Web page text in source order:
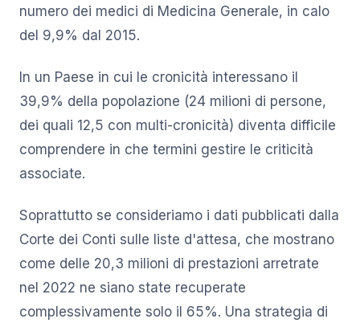
numero dei medici di Medicina Generale, in calo
del 9,9% dal 2015.
In un Paese in cui le cronicità interessano il
39,9% della popolazione (24 milioni di persone,
dei quali 12,5 con multi-cronicità) diventa difficile
comprendere in che termini gestire le criticità
associate.
Soprattutto se consideriamo i dati pubblicati dalla
Corte dei Conti sulle liste d'attesa, che mostrano
come delle 20,3 milioni di prestazioni arretrate
nel 2022 ne siano state recuperate
complessivamente solo il 65%. Una strategia di